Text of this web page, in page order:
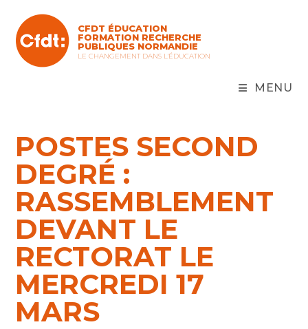
content
CFDT ÉDUCATION
FORMATION RECHERCHE
PUBLIQUES NORMANDIE
LE CHANGEMENT DANS L'ÉDUCATION
MENU
POSTES SECOND
DEGRÉ :
RASSEMBLEMENT
DEVANT LE
RECTORAT LE
MERCREDI 17
MARS